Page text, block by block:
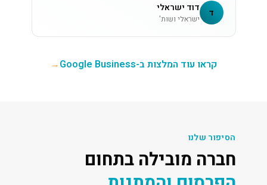
ד דוד ישראלי
ישראלי ושות'
קראו עוד המלצות ב-Google Business →
הסיפור שלנו
חברה מובילה בתחום